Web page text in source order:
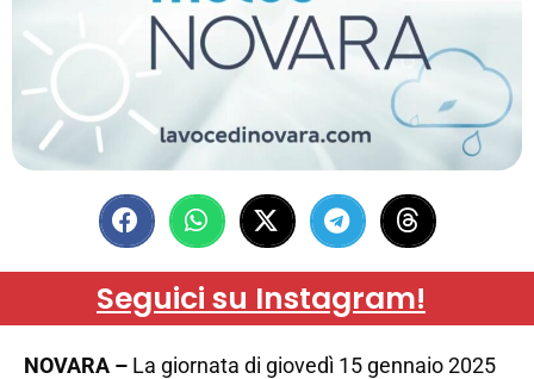
Seguici su Instagram!
NOVARA – La giornata di giovedì 15 gennaio 2025